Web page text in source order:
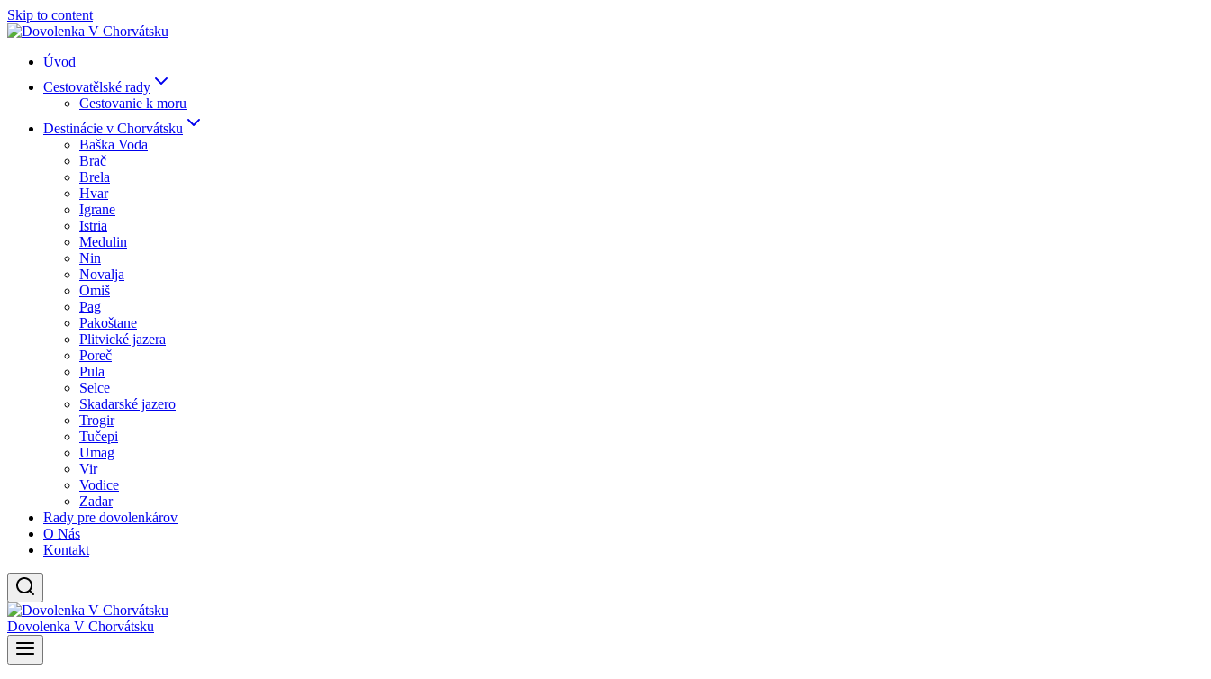
Skip to content
Úvod
Cestovatělské rady
Cestovanie k moru
Destinácie v Chorvátsku
Baška Voda
Brač
Brela
Hvar
Igrane
Istria
Medulin
Nin
Novalja
Omiš
Pag
Pakoštane
Plitvické jazera
Poreč
Pula
Selce
Skadarské jazero
Trogir
Tučepi
Umag
Vir
Vodice
Zadar
Rady pre dovolenkárov
O Nás
Kontakt
Dovolenka V Chorvátsku